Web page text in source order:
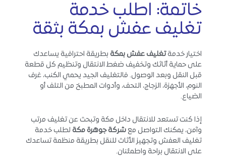
خاتمة: اطلب خدمة
تغليف عفش بمكة بثقة
اختيار خدمةتغليف عفش بمكة بطريقة احترافية يساعدك
على حماية أثاثك وتخفيف ضغط الانتقال وتنظيم كل قطعة
قبل النقل وبعد الوصول. فالتغليف الجيد يحمي الكنب، غرف
النوم، الأجهزة، الزجاج، التحف، وأدوات المطبخ من التلف أو
الضياع.
إذا كنت تستعد للانتقال داخل مكة وتبحث عن تغليف مرتب
وآمن، يمكنك التواصل مع شركة جوهرة مكة لطلب خدمة
تغليف العفش وتجهيز الأثاث للنقل بطريقة منظمة تساعدك
على الانتقال براحة واطمئنان.